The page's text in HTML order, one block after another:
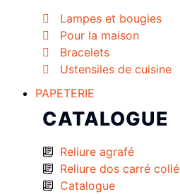
Lampes et bougies
Pour la maison
Bracelets
Ustensiles de cuisine
PAPETERIE
CATALOGUE
Reliure agrafé
Reliure dos carré collé
Catalogue